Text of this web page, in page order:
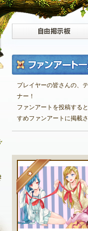
公式サイトにログイン
外部サービスIDでログイン
自由掲示板
質問掲示板
ファンアート掲示板
コミュニティポイント
プレイヤーの皆さんの、
ナー！
ファンアートを投稿する
すめファンアートに掲載さ
★